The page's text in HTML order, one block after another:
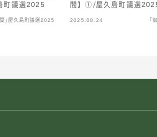
町議選2025
」屋久島町議選2025
間】①／屋久島町議選
2025.08.24 「